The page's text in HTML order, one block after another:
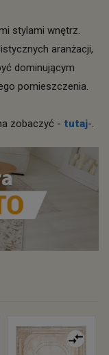
stylami wnętrz.
aranżacji,
dominującym
pomieszczenia.
zobaczyć - tutaj-.